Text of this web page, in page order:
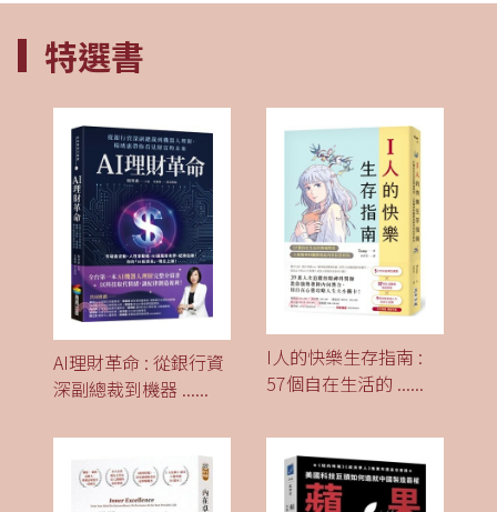
特選書
AI理財革命 : 從銀行資
深副總裁到機器 ......
I人的快樂生存指南 :
57個自在生活的 ......